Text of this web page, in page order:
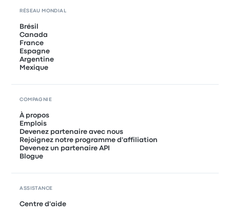
RÉSEAU MONDIAL
Brésil
Canada
France
Espagne
Argentine
Mexique
COMPAGNIE
À propos
Emplois
Devenez partenaire avec nous
Rejoignez notre programme d'affiliation
Devenez un partenaire API
Blogue
ASSISTANCE
Centre d'aide